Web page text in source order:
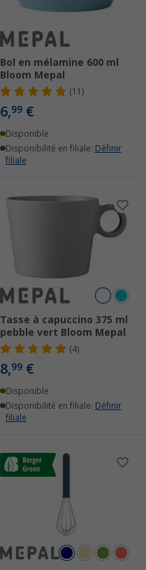
Bol en mélamine 600 ml
Bloom Mepal
(11)
6,99 €
Disponible
Disponibilité en filiale: Définir
filiale
Tasse à capuccino 375 ml
pebble vert Bloom Mepal
(4)
8,99 €
Disponible
Disponibilité en filiale: Définir
filiale